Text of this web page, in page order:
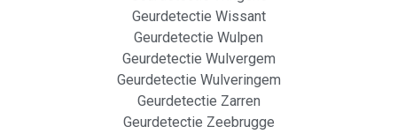
Geurdetectie Wissant
Geurdetectie Wulpen
Geurdetectie Wulvergem
Geurdetectie Wulveringem
Geurdetectie Zarren
Geurdetectie Zeebrugge